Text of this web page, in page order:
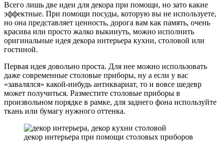
Всего лишь две идеи для декора при помощи, но зато какие
эффектные. При помощи посуды, которую вы не используете,
но она представляет ценность, дорога вам как память, очень
красива или просто жалко выкинуть, можно исполнить
оригинальные идея декора интерьера кухни, столовой или
гостиной.
Первая идея довольно проста. Для нее можно использовать
даже современные столовые приборы, ну а если у вас
«завалялся» какой-нибудь антиквариат, то и вовсе шедевр
может получиться. Разместите столовые приборы в
произвольном порядке в рамке, для заднего фона используйте
ткань или бумагу нужного оттенка.
декор интерьера при помощи столовых приборов